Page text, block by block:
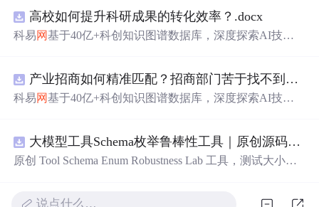
高校如何提升科研成果的转化效率？.docx
科易网基于40亿+科创知识图谱数据库，深度探索AI技术
新领域的AI+数智化解决方案，推动科技创新与产业创新
智能化发展。
产业招商如何精准匹配？招商部门苦于找不到符合产业链补链强链方向的目标企业怎么办？.docx
科易网基于40亿+科创知识图谱数据库，深度探索AI技术
新领域的AI+数智化解决方案，推动科技创新与产业创新
智能化发展。
大模型工具Schema枚举鲁棒性工具｜原创源码+测试+离线报告
原创 Tool Schema Enum Robustness Lab 工具，测试大小
说点什么…